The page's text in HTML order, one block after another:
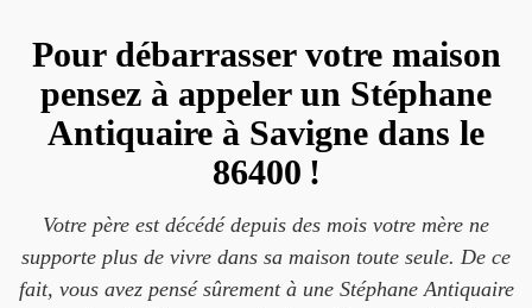
Pour débarrasser votre maison
pensez à appeler un Stéphane
Antiquaire à Savigne dans le
86400 !
Votre père est décédé depuis des mois votre mère ne
supporte plus de vivre dans sa maison toute seule. De ce
fait, vous avez pensé sûrement à une Stéphane Antiquaire